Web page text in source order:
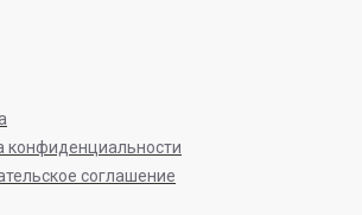
конфиденциальности
соглашение